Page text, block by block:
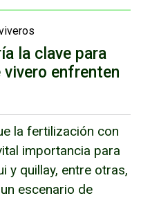
la clave para
enfrenten
la fertilización con
importancia para
y quillay, entre otras,
escenario de